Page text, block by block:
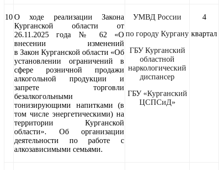
10О ходе реализации Закона
Курганской области от
26.11.2025 года № 62 «О
внесении изменений
в Закон Курганской области «Об
установлении ограничений в
сфере розничной продажи
алкогольной продукции и
запрете торговли
безалкогольными
тонизирующими напитками (в
том числе энергетическими) на
территории Курганской
области». Об организации
деятельности по работе с
алкозависимыми семьями.
УМВД России
по городу Кургану
ГБУ Курганский
областной
наркологический
диспансер
ГБУ «Курганский
ЦСПСиД»
4
квартал